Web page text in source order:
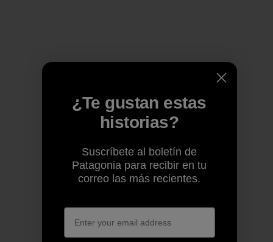
¿Te gustan estas
historias?
Suscríbete al boletín de
Patagonia para recibir en tu
correo las más recientes.